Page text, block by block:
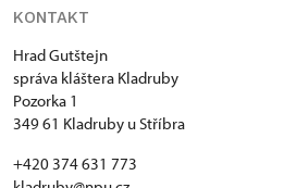
KONTAKT
Hrad Gutštejn
správa kláštera Kladruby
Pozorka 1
349 61 Kladruby u Stříbra
+420 374 631 773